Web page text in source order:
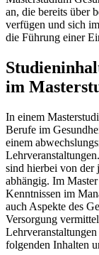
an, die bereits über
verfügen und sich
die Führung einer
im
In einem
Berufe im
einem
sind hierbei von der
abhängig. Im
Kenntnissen im
auch Aspekte des
Versorgung
folgenden Inhalten